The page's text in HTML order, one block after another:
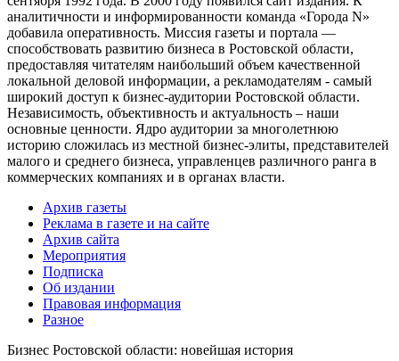
аналитичности и информированности команда «Города N»
добавила оперативность. Миссия газеты и портала —
способствовать развитию бизнеса в Ростовской области,
предоставляя читателям наибольший объем качественной
локальной деловой информации, а рекламодателям - самый
широкий доступ к бизнес-аудитории Ростовской области.
Независимость, объективность и актуальность – наши
основные ценности. Ядро аудитории за многолетнюю
историю сложилась из местной бизнес-элиты, представителей
малого и среднего бизнеса, управленцев различного ранга в
коммерческих компаниях и в органах власти.
Архив газеты
Реклама в газете и на сайте
Архив сайта
Мероприятия
Подписка
Об издании
Правовая информация
Разное
Бизнес Ростовской области: новейшая история